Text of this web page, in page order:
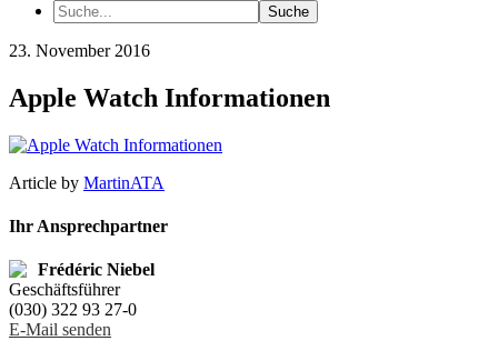
23. November 2016
Apple Watch Informationen
Article by MartinATA
Ihr Ansprechpartner
Frédéric Niebel
Geschäftsführer
(030) 322 93 27-0
E-Mail senden